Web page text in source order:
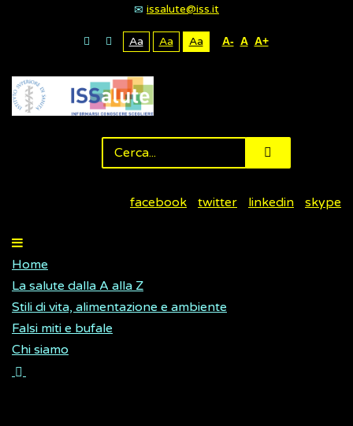
issalute@iss.it
Aa Aa Aa A- A A+
facebook twitter linkedin skype
Home
La salute dalla A alla Z
Stili di vita, alimentazione e ambiente
Falsi miti e bufale
Chi siamo